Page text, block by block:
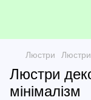
Люстри Люстри
Люстри
мінімалізм